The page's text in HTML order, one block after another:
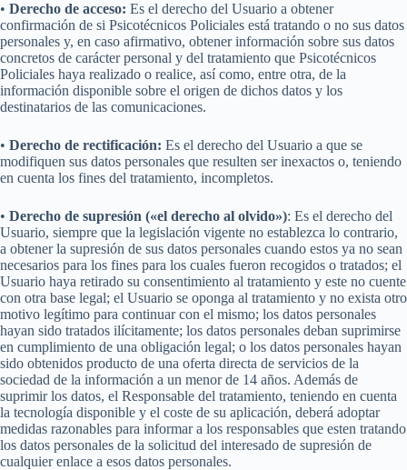
• Derecho de acceso: Es el derecho del Usuario a obtener
confirmación de si Psicotécnicos Policiales está tratando o no sus datos
personales y, en caso afirmativo, obtener información sobre sus datos
concretos de carácter personal y del tratamiento que Psicotécnicos
Policiales haya realizado o realice, así como, entre otra, de la
información disponible sobre el origen de dichos datos y los
destinatarios de las comunicaciones.
• Derecho de rectificación: Es el derecho del Usuario a que se
modifiquen sus datos personales que resulten ser inexactos o, teniendo
en cuenta los fines del tratamiento, incompletos.
• Derecho de supresión («el derecho al olvido»): Es el derecho del
Usuario, siempre que la legislación vigente no establezca lo contrario,
a obtener la supresión de sus datos personales cuando estos ya no sean
necesarios para los fines para los cuales fueron recogidos o tratados; el
Usuario haya retirado su consentimiento al tratamiento y este no cuente
con otra base legal; el Usuario se oponga al tratamiento y no exista otro
motivo legítimo para continuar con el mismo; los datos personales
hayan sido tratados ilícitamente; los datos personales deban suprimirse
en cumplimiento de una obligación legal; o los datos personales hayan
sido obtenidos producto de una oferta directa de servicios de la
sociedad de la información a un menor de 14 años. Además de
suprimir los datos, el Responsable del tratamiento, teniendo en cuenta
la tecnología disponible y el coste de su aplicación, deberá adoptar
medidas razonables para informar a los responsables que esten tratando
los datos personales de la solicitud del interesado de supresión de
cualquier enlace a esos datos personales.